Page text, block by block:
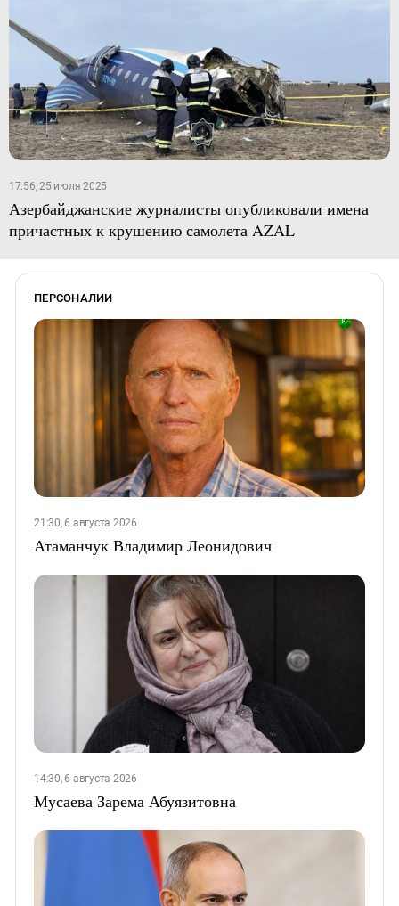
17:56, 25 июля 2025
Азербайджанские журналисты опубликовали имена
причастных к крушению самолета AZAL
ПЕРСОНАЛИИ
21:30, 6 августа 2026
Атаманчук Владимир Леонидович
14:30, 6 августа 2026
Мусаева Зарема Абуязитовна